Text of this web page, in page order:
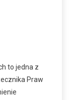
to jedna z
Praw